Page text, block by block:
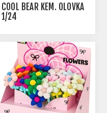
COOL BEAR KEM. OLOVKA
1/24